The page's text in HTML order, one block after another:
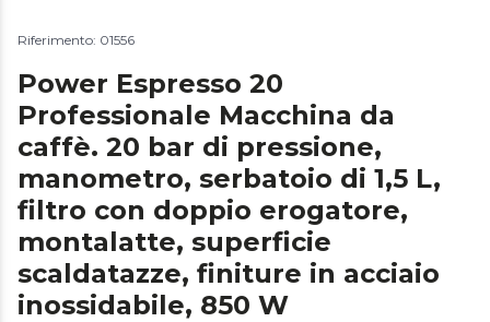
Riferimento: 01556
Power Espresso 20
Professionale Macchina da
caffè. 20 bar di pressione,
manometro, serbatoio di 1,5 L,
filtro con doppio erogatore,
montalatte, superficie
scaldatazze, finiture in acciaio
inossidabile, 850 W